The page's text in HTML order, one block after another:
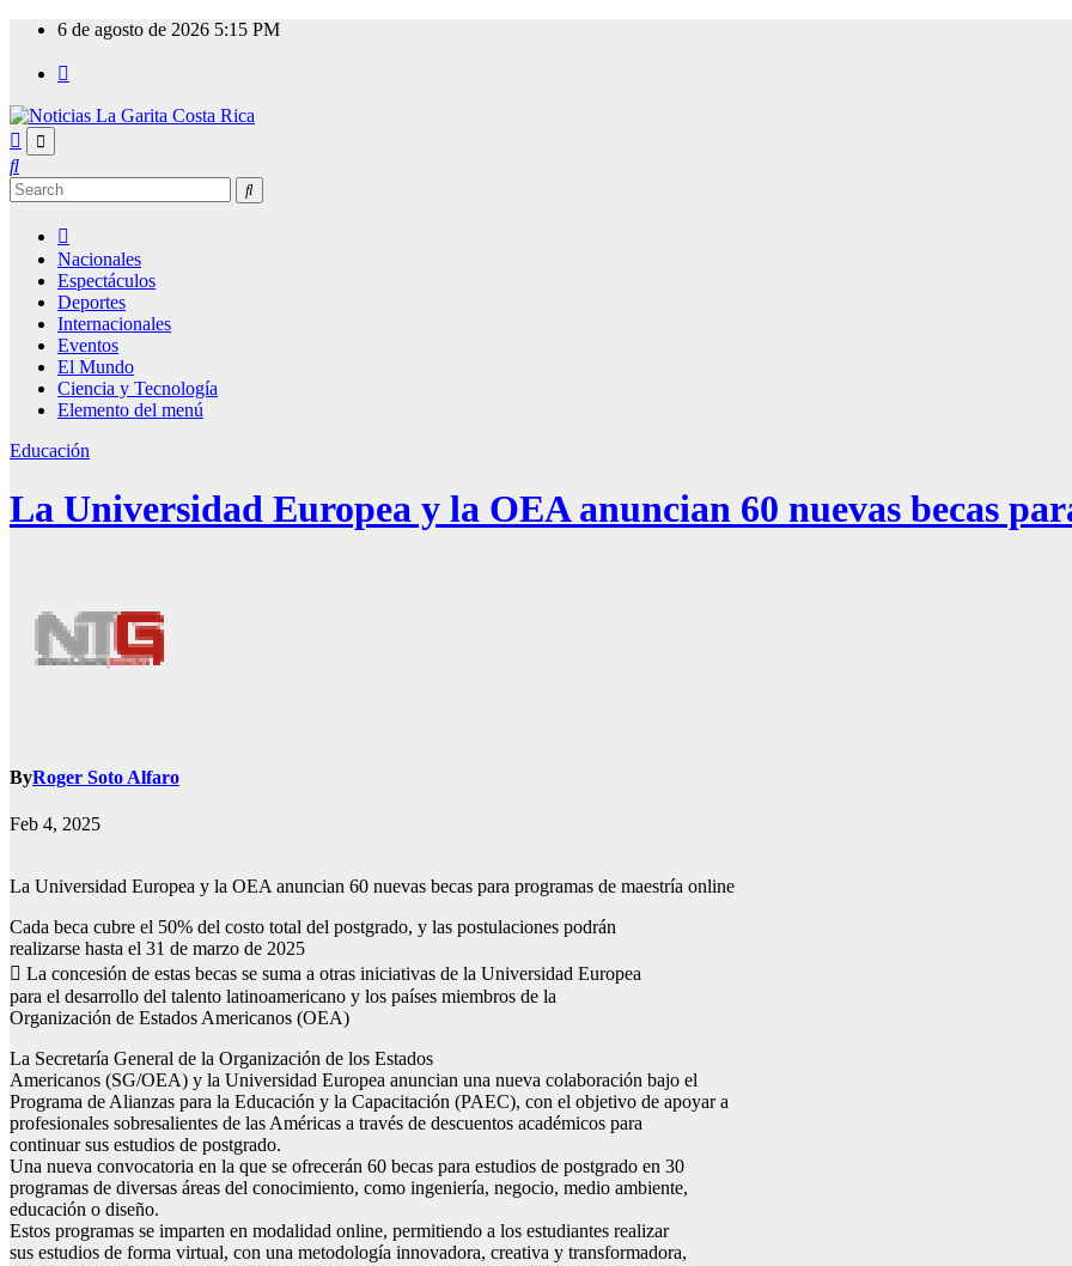
Skip
content
6 de agosto de 2026 5:15 PM
Nacionales
Espectáculos
Deportes
Internacionales
Eventos
El Mundo
Ciencia y Tecnología
Elemento del menú
Educación
La Universidad Europea y la OEA anuncian 60 nuevas becas
ByRoger Soto Alfaro
Feb 4, 2025
La Universidad Europea y la OEA anuncian 60 nuevas becas para programas de maestría online
Cada beca cubre el 50% del costo total del postgrado, y las postulaciones podrán
realizarse hasta el 31 de marzo de 2025
 La concesión de estas becas se suma a otras iniciativas de la Universidad Europea
para el desarrollo del talento latinoamericano y los países miembros de la
Organización de Estados Americanos (OEA)
La Secretaría General de la Organización de los Estados
Americanos (SG/OEA) y la Universidad Europea anuncian una nueva colaboración bajo el
Programa de Alianzas para la Educación y la Capacitación (PAEC), con el objetivo de apoyar a
profesionales sobresalientes de las Américas a través de descuentos académicos para
continuar sus estudios de postgrado.
Una nueva convocatoria en la que se ofrecerán 60 becas para estudios de postgrado en 30
programas de diversas áreas del conocimiento, como ingeniería, negocio, medio ambiente,
educación o diseño.
Estos programas se imparten en modalidad online, permitiendo a los estudiantes realizar
sus estudios de forma virtual, con una metodología innovadora, creativa y transformadora,